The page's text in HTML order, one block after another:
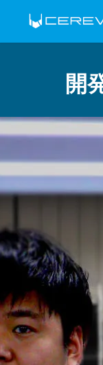
開